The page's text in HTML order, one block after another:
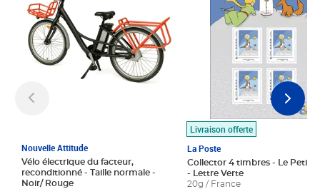
Nouvelle Attitude
Vélo électrique du facteur,
reconditionné - Taille normale -
Noir/ Rouge
Livraison offerte
La Poste
Collector 4 timbres - Le Petit
- Lettre Verte
20g / France